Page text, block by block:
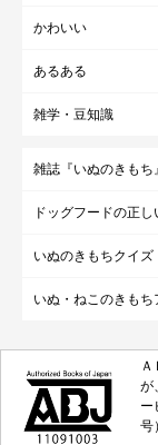
かわいい
あるある
雑学・豆知識
雑誌『いぬのきもち』
ドッグフードの正
いぬのきもちクイズ
いぬ・ねこのきもち
が
ー
号